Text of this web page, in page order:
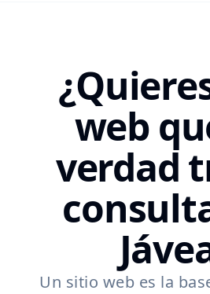
web
verdad
Un sitio web es la